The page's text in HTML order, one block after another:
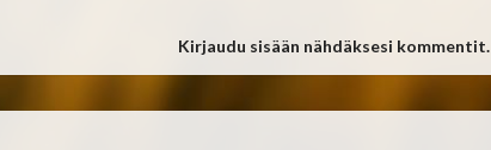
Kirjaudu sisään nähdäksesi kommentit.